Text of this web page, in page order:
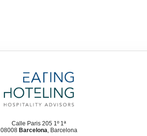
Calle Paris 205 1º 1ª
08008 Barcelona, Barcelona